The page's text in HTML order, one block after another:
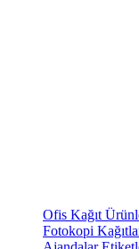
Ofis Kağıt
Fotokopi